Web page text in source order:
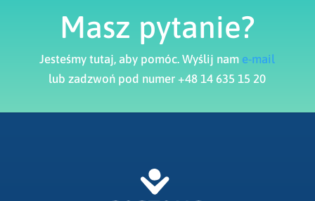
Masz pytanie?
Jesteśmy tutaj, aby pomóc. Wyślij nam e-mail
lub zadzwoń pod numer +48 14 635 15 20